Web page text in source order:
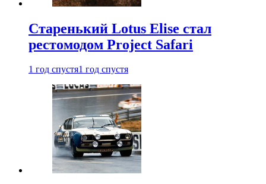
Старенький Lotus Elise стал
рестомодом Project Safari
1 год спустя1 год спустя